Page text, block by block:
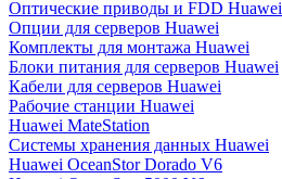
Оптические приводы и FDD Huawei
Опции для серверов Huawei
Комплекты для монтажа Huawei
Блоки питания для серверов Huawei
Кабели для серверов Huawei
Рабочие станции Huawei
Huawei MateStation
Системы хранения данных Huawei
Huawei OceanStor Dorado V6